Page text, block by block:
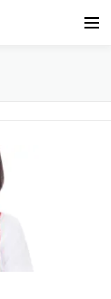
メニュー